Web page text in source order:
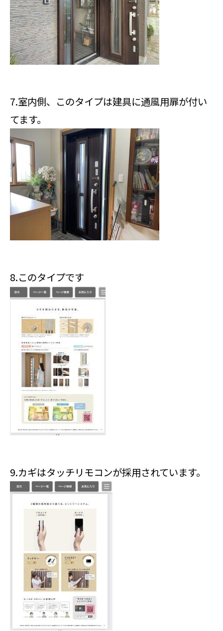
7.室内側、このタイプは建具に通風用扉が付い
てます。
8.このタイプです
9.カギはタッチリモコンが採用されています。